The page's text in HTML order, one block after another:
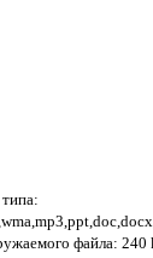
файла: 240